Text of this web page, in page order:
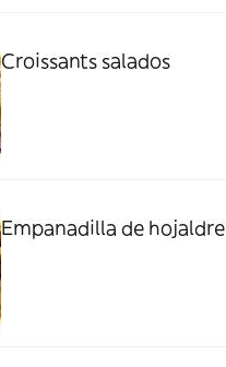
Croissants salados
Empanadilla de hojaldre